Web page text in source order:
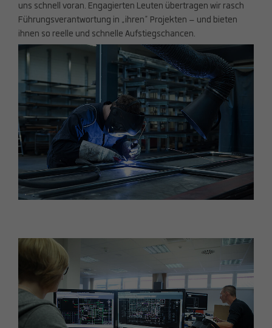
uns schnell voran. Engagierten Leuten übertragen wir rasch
Führungsverantwortung in „ihren“ Projekten – und bieten
ihnen so reelle und schnelle Aufstiegschancen.